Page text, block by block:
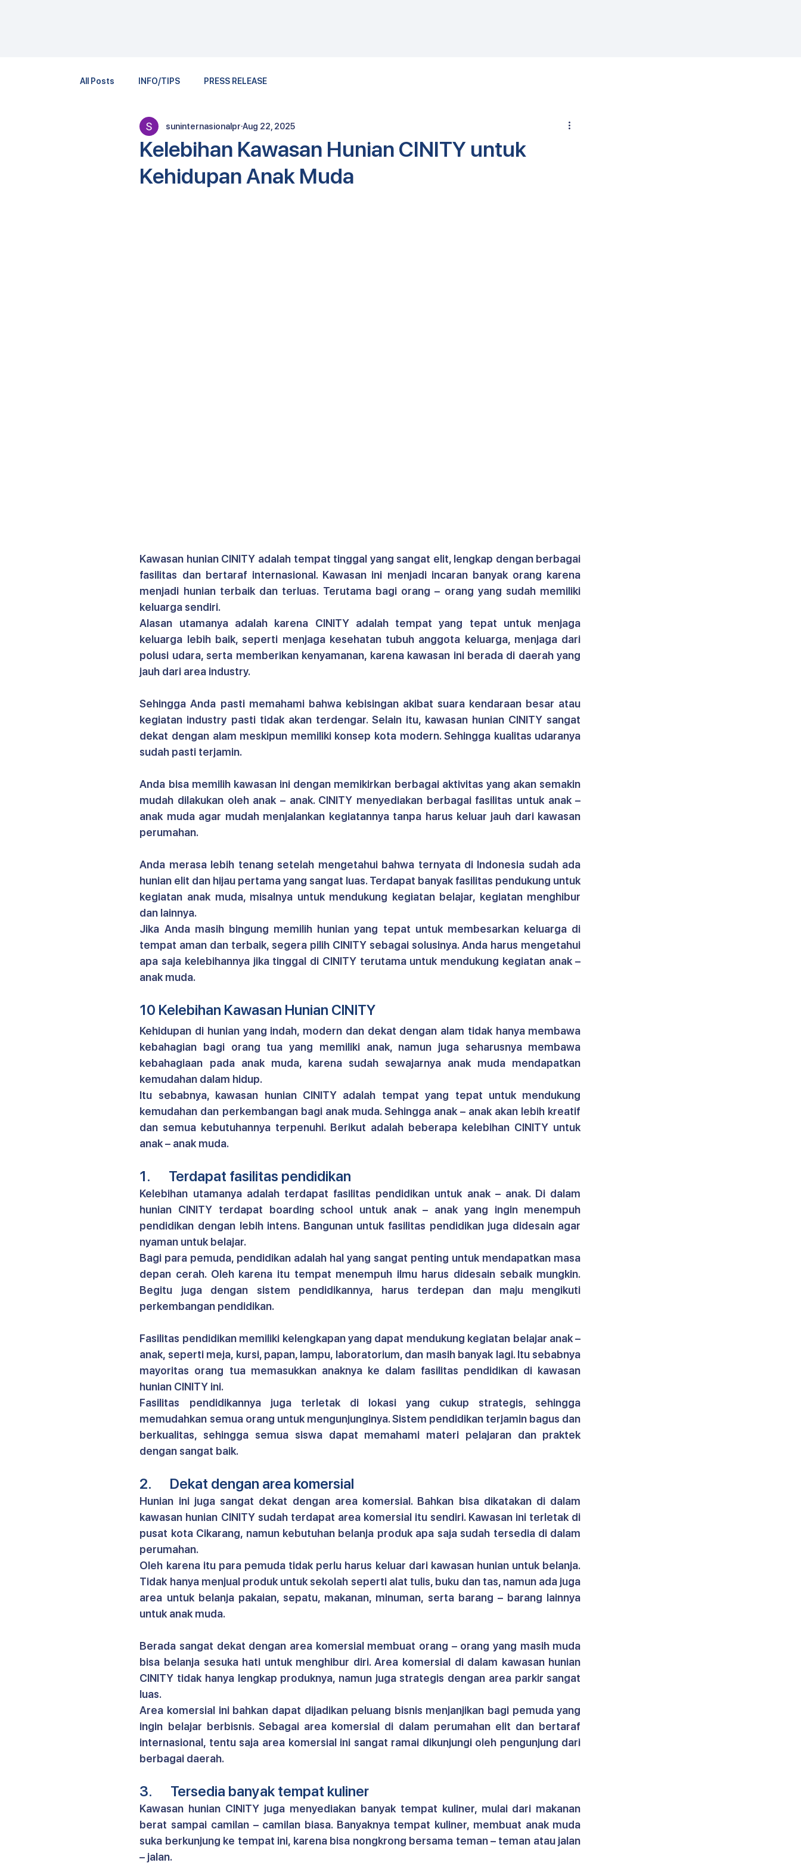
All Posts INFO/TIPS PRESS RELEASE
Kelebihan Kawasan Hunian CINITY untuk
Kehidupan Anak Muda
suninternasionalpr Aug 22, 2025
Kawasan hunian CINITY adalah tempat tinggal yang sangat elit, lengkap dengan berbagai
fasilitas dan bertaraf internasional. Kawasan ini menjadi incaran banyak orang karena
menjadi hunian terbaik dan terluas. Terutama bagi orang – orang yang sudah memiliki
keluarga sendiri.
Alasan utamanya adalah karena CINITY adalah tempat yang tepat untuk menjaga
keluarga lebih baik, seperti menjaga kesehatan tubuh anggota keluarga, menjaga dari
polusi udara, serta memberikan kenyamanan, karena kawasan ini berada di daerah yang
jauh dari area industry.
Sehingga Anda pasti memahami bahwa kebisingan akibat suara kendaraan besar atau
kegiatan industry pasti tidak akan terdengar. Selain itu, kawasan hunian CINITY sangat
dekat dengan alam meskipun memiliki konsep kota modern. Sehingga kualitas udaranya
sudah pasti terjamin.
Anda bisa memilih kawasan ini dengan memikirkan berbagai aktivitas yang akan semakin
mudah dilakukan oleh anak – anak. CINITY menyediakan berbagai fasilitas untuk anak –
anak muda agar mudah menjalankan kegiatannya tanpa harus keluar jauh dari kawasan
perumahan.
Anda merasa lebih tenang setelah mengetahui bahwa ternyata di Indonesia sudah ada
hunian elit dan hijau pertama yang sangat luas. Terdapat banyak fasilitas pendukung untuk
kegiatan anak muda, misalnya untuk mendukung kegiatan belajar, kegiatan menghibur
dan lainnya.
Jika Anda masih bingung memilih hunian yang tepat untuk membesarkan keluarga di
tempat aman dan terbaik, segera pilih CINITY sebagai solusinya. Anda harus mengetahui
apa saja kelebihannya jika tinggal di CINITY terutama untuk mendukung kegiatan anak –
anak muda.
10 Kelebihan Kawasan Hunian CINITY
Kehidupan di hunian yang indah, modern dan dekat dengan alam tidak hanya membawa
kebahagian bagi orang tua yang memiliki anak, namun juga seharusnya membawa
kebahagiaan pada anak muda, karena sudah sewajarnya anak muda mendapatkan
kemudahan dalam hidup.
Itu sebabnya, kawasan hunian CINITY adalah tempat yang tepat untuk mendukung
kemudahan dan perkembangan bagi anak muda. Sehingga anak – anak akan lebih kreatif
dan semua kebutuhannya terpenuhi. Berikut adalah beberapa kelebihan CINITY untuk
anak – anak muda.
1.      Terdapat fasilitas pendidikan
Kelebihan utamanya adalah terdapat fasilitas pendidikan untuk anak – anak. Di dalam
hunian CINITY terdapat boarding school untuk anak – anak yang ingin menempuh
pendidikan dengan lebih intens. Bangunan untuk fasilitas pendidikan juga didesain agar
nyaman untuk belajar.
Bagi para pemuda, pendidikan adalah hal yang sangat penting untuk mendapatkan masa
depan cerah. Oleh karena itu tempat menempuh ilmu harus didesain sebaik mungkin.
Begitu juga dengan sistem pendidikannya, harus terdepan dan maju mengikuti
perkembangan pendidikan.
Fasilitas pendidikan memiliki kelengkapan yang dapat mendukung kegiatan belajar anak –
anak, seperti meja, kursi, papan, lampu, laboratorium, dan masih banyak lagi. Itu sebabnya
mayoritas orang tua memasukkan anaknya ke dalam fasilitas pendidikan di kawasan
hunian CINITY ini.
Fasilitas pendidikannya juga terletak di lokasi yang cukup strategis, sehingga
memudahkan semua orang untuk mengunjunginya. Sistem pendidikan terjamin bagus dan
berkualitas, sehingga semua siswa dapat memahami materi pelajaran dan praktek
dengan sangat baik.
2.      Dekat dengan area komersial
kawasan hunian CINITY sudah terdapat area komersial itu sendiri. Kawasan ini terletak di
pusat kota Cikarang, namun kebutuhan belanja produk apa saja sudah tersedia di dalam
perumahan.
Oleh karena itu para pemuda tidak perlu harus keluar dari kawasan hunian untuk belanja.
Tidak hanya menjual produk untuk sekolah seperti alat tulis, buku dan tas, namun ada juga
area untuk belanja pakaian, sepatu, makanan, minuman, serta barang – barang lainnya
untuk anak muda.
Berada sangat dekat dengan area komersial membuat orang – orang yang masih muda
bisa belanja sesuka hati untuk menghibur diri. Area komersial di dalam kawasan hunian
CINITY tidak hanya lengkap produknya, namun juga strategis dengan area parkir sangat
luas.
Area komersial ini bahkan dapat dijadikan peluang bisnis menjanjikan bagi pemuda yang
ingin belajar berbisnis. Sebagai area komersial di dalam perumahan elit dan bertaraf
internasional, tentu saja area komersial ini sangat ramai dikunjungi oleh pengunjung dari
berbagai daerah.
3.      Tersedia banyak tempat kuliner
Kawasan hunian CINITY juga menyediakan banyak tempat kuliner, mulai dari makanan
berat sampai camilan – camilan biasa. Banyaknya tempat kuliner, membuat anak muda
suka berkunjung ke tempat ini, karena bisa nongkrong bersama teman – teman atau jalan
– jalan.